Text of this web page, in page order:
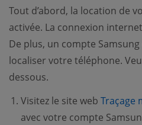
Tout d’abord, la location de
activée. La connexion
De plus, un compte
localiser votre téléphone.
dessous.
Visitez le site web Traçage
avec votre compte